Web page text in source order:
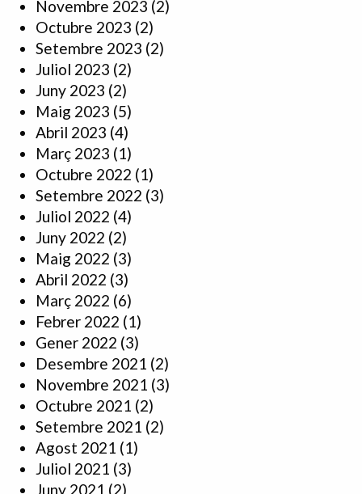
Novembre 2023 (2)
Octubre 2023 (2)
Setembre 2023 (2)
Juliol 2023 (2)
Juny 2023 (2)
Maig 2023 (5)
Abril 2023 (4)
Març 2023 (1)
Octubre 2022 (1)
Setembre 2022 (3)
Juliol 2022 (4)
Juny 2022 (2)
Maig 2022 (3)
Abril 2022 (3)
Març 2022 (6)
Febrer 2022 (1)
Gener 2022 (3)
Desembre 2021 (2)
Novembre 2021 (3)
Octubre 2021 (2)
Setembre 2021 (2)
Agost 2021 (1)
Juliol 2021 (3)
Juny 2021 (2)